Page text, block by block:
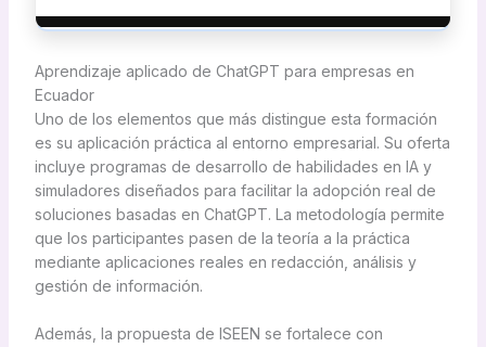
Aprendizaje aplicado de ChatGPT para empresas en
Ecuador
Uno de los elementos que más distingue esta formación
es su aplicación práctica al entorno empresarial. Su oferta
incluye programas de desarrollo de habilidades en IA y
simuladores diseñados para facilitar la adopción real de
soluciones basadas en ChatGPT. La metodología permite
que los participantes pasen de la teoría a la práctica
mediante aplicaciones reales en redacción, análisis y
gestión de información.
Además, la propuesta de ISEEN se fortalece con